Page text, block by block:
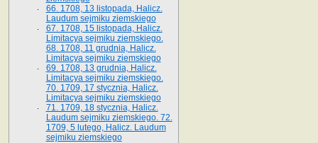
66. 1708, 13 listopada, Halicz.
Laudum sejmiku ziemskiego
67. 1708, 15 listopada, Halicz.
Limitacya sejmiku ziemskiego.
68. 1708, 11 grudnia, Halicz.
Limitacya sejmiku ziemskiego
69. 1708, 13 grudnia, Halicz.
Limitacya sejmiku ziemskiego.
70. 1709, 17 stycznia, Halicz.
Limitacya sejmiku ziemskiego
71. 1709, 18 stycznia, Halicz.
Laudum sejmiku ziemskiego. 72.
1709, 5 lutego, Halicz. Laudum
sejmiku ziemskiego